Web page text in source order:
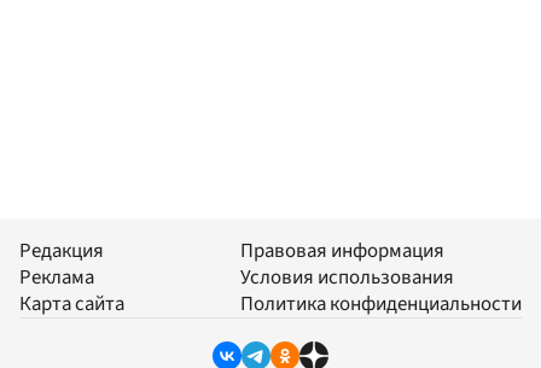
Редакция
Реклама
Карта сайта
Правовая информация
Условия использования
Политика конфиденциальности